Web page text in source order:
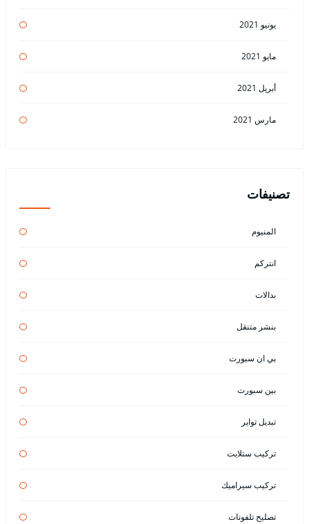
يونيو 2021
مايو 2021
أبريل 2021
مارس 2021
تصنيفات
المنيوم
انتركم
بدالات
بنشر متنقل
بي ان سبورت
بين سبورت
تبديل تواير
تركيب ستلايت
تركيب سيراميك
تصليح تلفونات